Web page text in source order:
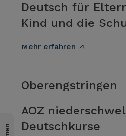
Deutsch für
Kind und die
Mehr erfahren
Oberengstringen
AOZ
Deutschkurse